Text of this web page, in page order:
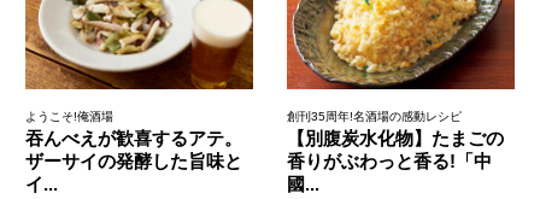
ようこそ!俺酒場
吞んべえが歓喜するアテ。
ザーサイの発酵した旨味と
イ...
創刊35周年!名酒場の感動レシピ
【別腹炭水化物】たまごの
香りがぶわっと香る!「中
國...